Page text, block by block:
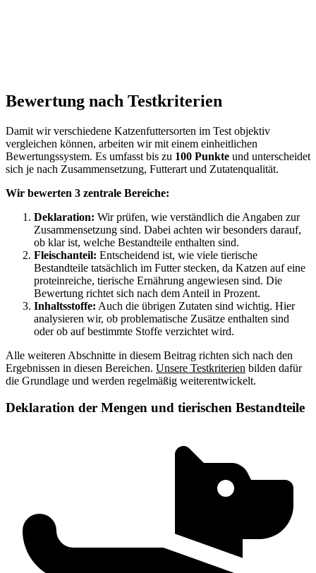
Bewertung nach Testkriterien
Damit wir verschiedene Katzenfuttersorten im Test objektiv
vergleichen können, arbeiten wir mit einem einheitlichen
Bewertungssystem. Es umfasst bis zu 100 Punkte und unterscheidet
sich je nach Zusammensetzung, Futterart und Zutatenqualität.
Wir bewerten 3 zentrale Bereiche:
Deklaration: Wir prüfen, wie verständlich die Angaben zur
Zusammensetzung sind. Dabei achten wir besonders darauf,
ob klar ist, welche Bestandteile enthalten sind.
Fleischanteil: Entscheidend ist, wie viele tierische
Bestandteile tatsächlich im Futter stecken, da Katzen auf eine
proteinreiche, tierische Ernährung angewiesen sind. Die
Bewertung richtet sich nach dem Anteil in Prozent.
Inhaltsstoffe: Auch die übrigen Zutaten sind wichtig. Hier
analysieren wir, ob problematische Zusätze enthalten sind
oder ob auf bestimmte Stoffe verzichtet wird.
Alle weiteren Abschnitte in diesem Beitrag richten sich nach den
Ergebnissen in diesen Bereichen. Unsere Testkriterien bilden dafür
die Grundlage und werden regelmäßig weiterentwickelt.
Deklaration der Mengen und tierischen Bestandteile